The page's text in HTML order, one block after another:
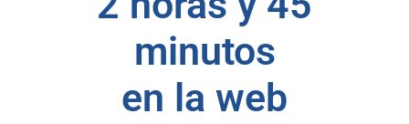
minutos
en la web